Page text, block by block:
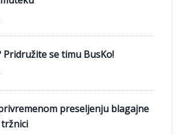
Pridružite se timu BusKo!
preseljenju blagajne